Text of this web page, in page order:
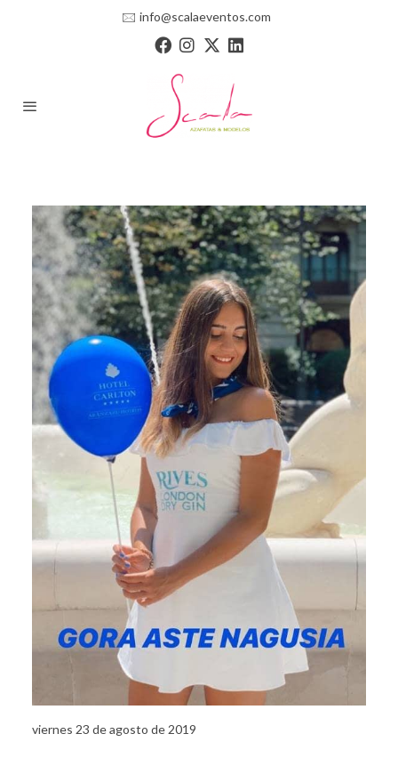
🖂 info@scalaeventos.com
viernes 23 de agosto de 2019